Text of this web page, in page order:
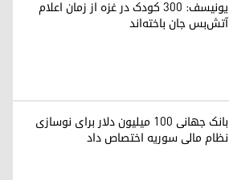
یونیسف: ۳۰۰ کودک در غزه از زمان اعلام
آتش‌بس جان باخته‌اند
بانک جهانی ۱۰۰ میلیون دلار برای نوسازی
نظام مالی سوریه اختصاص داد